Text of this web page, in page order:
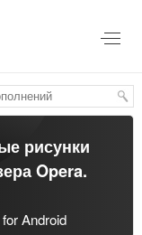
рисунки
Opera.
for Android